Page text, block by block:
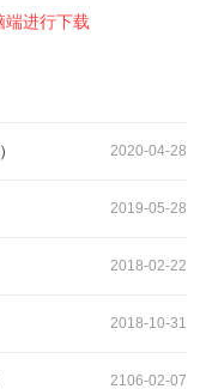
端进行下载
2020-04-28
2019-05-28
2018-02-22
2018-10-31
2106-02-07